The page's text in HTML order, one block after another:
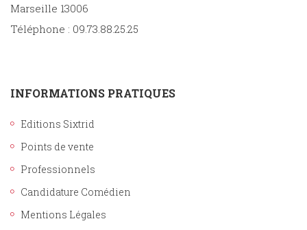
Marseille 13006
Téléphone : 09.73.88.25.25
INFORMATIONS PRATIQUES
Editions Sixtrid
Points de vente
Professionnels
Candidature Comédien
Mentions Légales